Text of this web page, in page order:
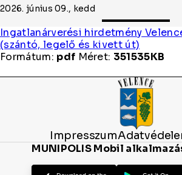
2026. június 09., kedd
Ingatlanárverési hirdetmény
(szántó, legelő és kivett út)
Formátum: pdf Méret: 351535KB
Impresszum
MUNIPOLIS Mobil